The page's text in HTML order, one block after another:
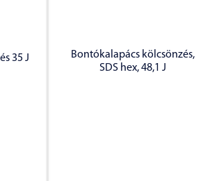
35 J
Bontókalapács kölcsönzés,
SDS hex, 48,1 J